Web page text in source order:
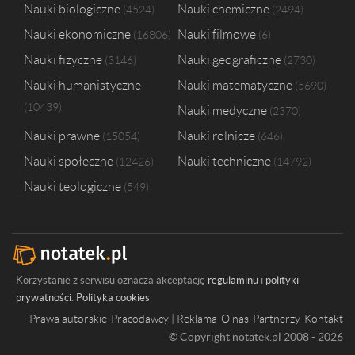
Uniwersytet Przyrodniczy w Poznaniu 1
Wyższa Szkoła Techniczna w Katowicach1
Nauki biologiczne 4524 Nauki chemiczne 2494
Nauki ekonomiczne 16806 Nauki filmowe 6
Nauki fizyczne 3146 Nauki geograficzne 2730
Nauki humanistyczne
10439
Nauki matematyczne 5690
Nauki medyczne 2370
Nauki prawne 15054 Nauki rolnicze 646
Nauki społeczne 12426 Nauki techniczne 14792
Nauki teologiczne 549
Korzystanie z serwisu oznacza akceptację regulaminu i polityki
prywatności. Polityka cookies
Prawa autorskie Pracodawcy | Reklama O nas Partnerzy Kontakt
© Copyright notatek.pl 2008 - 2026